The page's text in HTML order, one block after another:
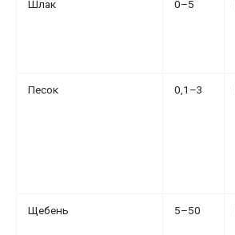
Шлак 0–5
Песок 0,1–3
Щебень 5–50